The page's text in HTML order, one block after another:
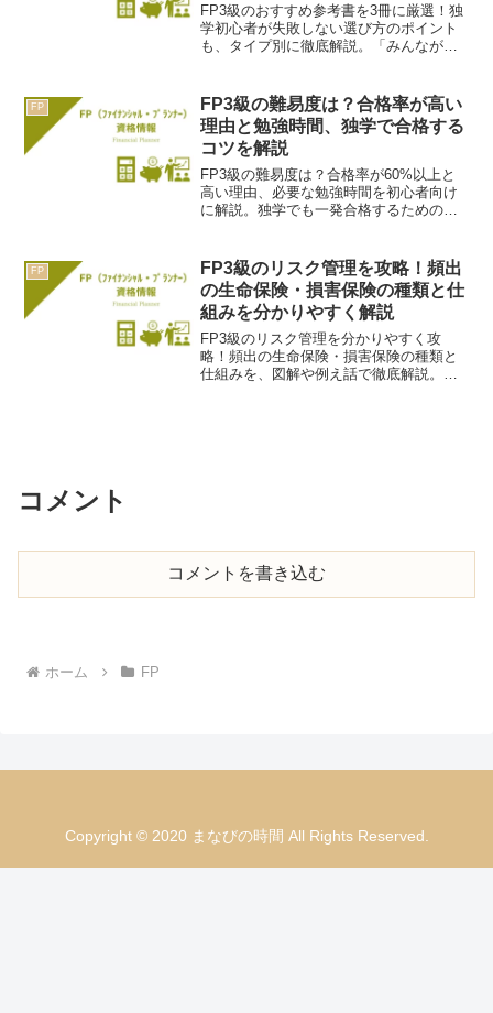
FP3級のおすすめ参考書を3冊に厳選！独
学初心者が失敗しない選び方のポイント
も、タイプ別に徹底解説。「みんなが欲
指しましょう。
FP
FP3級の難易度は？合格率が高い
理由と勉強時間、独学で合格する
コツを解説
FP3級の難易度は？合格率が60%以上と
高い理由、必要な勉強時間を初心者向け
に解説。独学でも一発合格するための、
踏み出せます。
FP
FP3級のリスク管理を攻略！頻出
の生命保険・損害保険の種類と仕
組みを分かりやすく解説
FP3級のリスク管理を分かりやすく攻
略！頻出の生命保険・損害保険の種類と
仕組みを、図解や例え話で徹底解説。定
コメント
コメントを書き込む
ホーム FP
Copyright © 2020 まなびの時間 All Rights Reserved.